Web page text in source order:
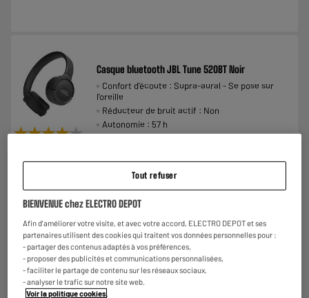
★★★★★
★★★★★
Casque bluetooth JBL Tune 520BT Noir
Confort d'écoute : Supra-aural - Se pose sur
l'oreille
Réducteur de bruit actif : Non
Autonomie : 57 h
ARRIVAGE
Barre de son JBL SB580
Tout refuser
BIENVENUE chez ELECTRO DEPOT
Afin d'améliorer votre visite, et avec votre accord, ELECTRO DEPOT et ses
partenaires utilisent des cookies qui traitent vos données personnelles pour :
- partager des contenus adaptés à vos préférences,
- proposer des publicités et communications personnalisées,
- faciliter le partage de contenu sur les réseaux sociaux,
- analyser le trafic sur notre site web.
Voir la politique cookies.